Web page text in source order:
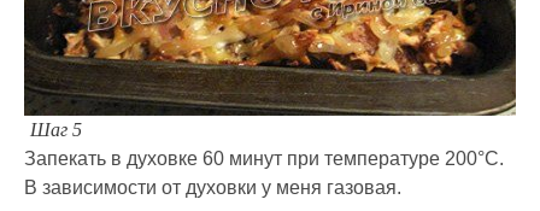
Шаг 5
Запекать в духовке 60 минут при температуре 200°С.
В зависимости от духовки у меня газовая.